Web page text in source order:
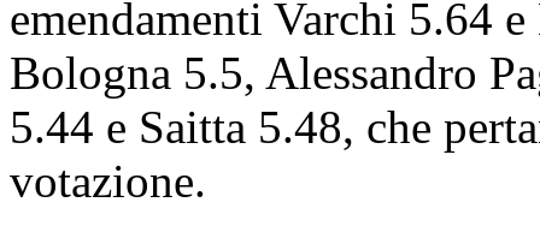
emendamenti Varchi 5.64
Bologna 5.5, Alessandro
5.44 e Saitta 5.48, che
votazione.